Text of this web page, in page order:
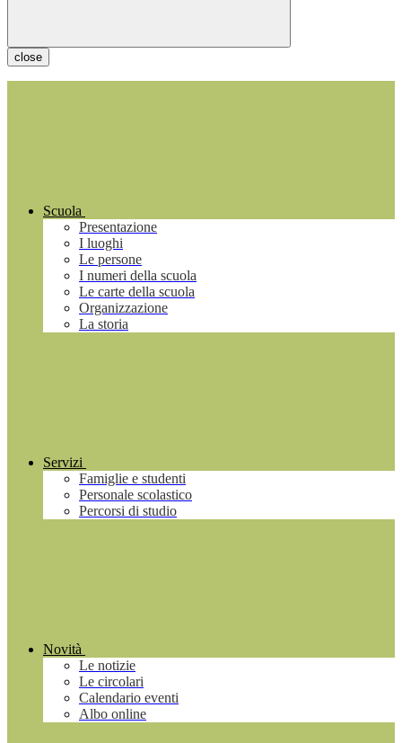
close
Scuola
Presentazione
I luoghi
Le persone
I numeri della scuola
Le carte della scuola
Organizzazione
La storia
Servizi
Famiglie e studenti
Personale scolastico
Percorsi di studio
Novità
Le notizie
Le circolari
Calendario eventi
Albo online